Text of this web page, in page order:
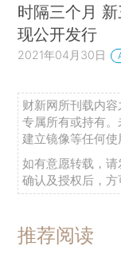
时隔三个月
现公开发行
2021年04月30日
财新网所刊载内
专属所有或持有
建立镜像等任何使
如有意愿转载，请
确认及授权后，方
推荐阅读